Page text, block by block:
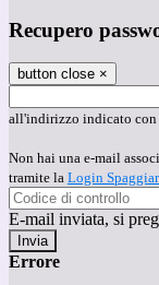
Recupero
button close ×
all'indirizzo indicato con
Non hai una e-mail
tramite la Login
E-mail inviata, si
Errore